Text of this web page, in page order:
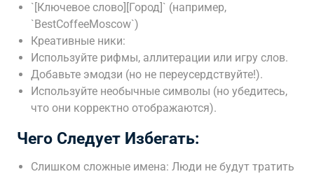
`[Ключевое слово][Город]` (например,
`BestCoffeeMoscow`)
Креативные ники:
Используйте рифмы, аллитерации или игру слов.
Добавьте эмодзи (но не переусердствуйте!).
Используйте необычные символы (но убедитесь,
что они корректно отображаются).
Чего Следует Избегать:
Слишком сложные имена: Люди не будут тратить